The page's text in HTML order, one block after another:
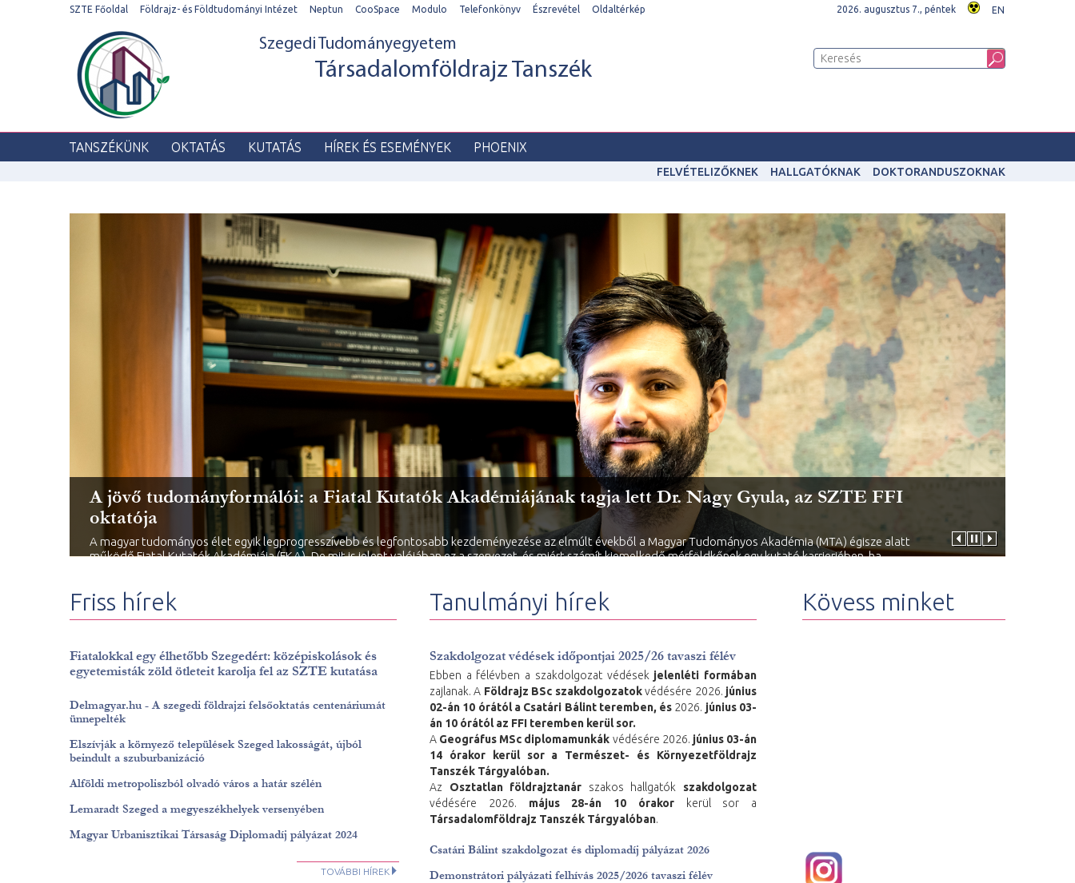
SZTE Főoldal Földrajz- és Földtudományi Intézet Neptun CooSpace Modulo Telefonkönyv Észrevétel Oldaltérkép 2026. augusztus 7., péntek EN
Szegedi Tudományegyetem
Társadalomföldrajz Tanszék
TANSZÉKÜNK OKTATÁS KUTATÁS HÍREK ÉS ESEMÉNYEK PHOENIX
FELVÉTELIZŐKNEK HALLGATÓKNAK DOKTORANDUSZOKNAK
A jövő tudományformálói: a Fiatal Kutatók Akadémiájának tagja lett Dr. Nagy Gyula, az SZTE FFI
oktatója
A magyar tudományos élet egyik legprogresszívebb és legfontosabb kezdeményezése az elmúlt évekből a Magyar Tudományos Akadémia (MTA) égisze alatt
működő Fiatal Kutatók Akadémiája (FKA). De mit is jelent valójában ez a szervezet, és miért számít kiemelkedő mérföldkőnek egy kutató karrierjében, ha
Friss hírek
Fiatalokkal egy élhetőbb Szegedért: középiskolások és
egyetemisták zöld ötleteit karolja fel az SZTE kutatása
Delmagyar.hu - A szegedi földrajzi felsőoktatás centenáriumát
ünnepelték
Elszívják a környező települések Szeged lakosságát, újból
beindult a szuburbanizáció
Alföldi metropoliszból olvadó város a határ szélén
Lemaradt Szeged a megyeszékhelyek versenyében
Magyar Urbanisztikai Társaság Diplomadíj pályázat 2024
TOVÁBBI HÍREK
Tanulmányi hírek
Szakdolgozat védések időpontjai 2025/26 tavaszi félév
Ebben a félévben a szakdolgozat védések jelenléti formában
zajlanak. A Földrajz BSc szakdolgozatokvédésére 2026. június
02-án 10 órától a Csatári Bálint teremben, és 2026. június 03-
án 10 órától az FFI teremben kerül sor.
A Geográfus MSc diplomamunkák védésére 2026. június 03-án
14 órakor kerül sor a Természet- és Környezetföldrajz
Tanszék Tárgyalóban.
Az Osztatlan földrajztanár szakos hallgatók szakdolgozat
védésére 2026. május 28-án 10 órakorkerül sor a
Társadalomföldrajz Tanszék Tárgyalóban.
Csatári Bálint szakdolgozat és diplomadíj pályázat 2026
Demonstrátori pályázati felhívás 2025/2026 tavaszi félév
Kövess minket